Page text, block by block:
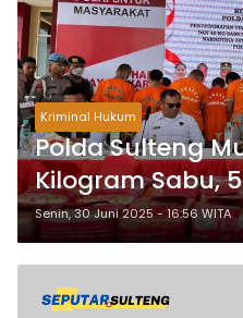
Kriminal Hukum
Polda Sulteng
Kilogram Sabu,
Jadi Target
Internasional
Senin, 30 Juni 2025 - 16:56 WITA